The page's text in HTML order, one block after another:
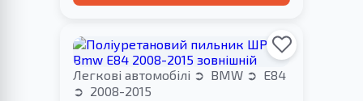
Легкові автомобілі BMW
E84
2008-2015